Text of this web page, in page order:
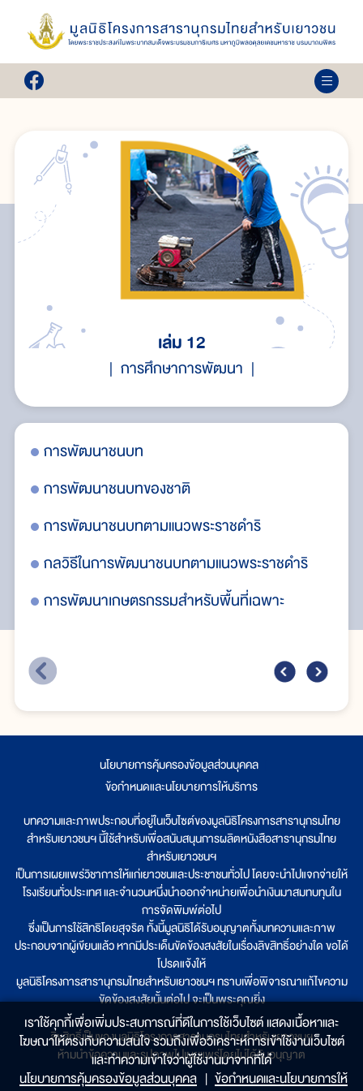
เล่ม 12
การศึกษาการพัฒนา
การพัฒนาชนบท
การพัฒนาชนบทของชาติ
การพัฒนาชนบทตามแนวพระราชดำริ
กลวิธีในการพัฒนาชนบทตามแนวพระราชดำริ
การพัฒนาเกษตรกรรมสำหรับพื้นที่เฉพาะ
นโยบายการคุ้มครองข้อมูลส่วนบุคคล
ข้อกำหนดและนโยบายการให้บริการ
บทความและภาพประกอบที่อยู่ในเว็บไซต์ของมูลนิธิโครงการสารานุกรมไทย
สำหรับเยาวชนฯ นี้ใช้สำหรับเพื่อสนับสนุนการผลิตหนังสือสารานุกรมไทย
สำหรับเยาวชนฯ
เป็นการเผยแพร่วิชาการให้แก่เยาวชนและประชาชนทั่วไป โดยจะนำไปแจกจ่ายให้
โรงเรียนทั่วประเทศ และจำนวนหนึ่งนำออกจำหน่ายเพื่อนำเงินมาสมทบทุนใน
การจัดพิมพ์ต่อไป
ซึ่งเป็นการใช้สิทธิโดยสุจริต ทั้งนี้มูลนิธิได้รับอนุญาตทั้งบทความและภาพ
ประกอบจากผู้เขียนแล้ว หากมีประเด็นขัดข้องสงสัยในเรื่องลิขสิทธิ์อย่างใด ขอได้
โปรดแจ้งให้
มูลนิธิโครงการสารานุกรมไทยสำหรับเยาวชนฯ ทราบเพื่อพิจารณาแก้ไขความ
ขัดข้องสงสัยนั้นต่อไป จะเป็นพระคุณยิ่ง
ลิขสิทธิ์เป็นของมูลนิธิโครงการสารานุกรมไทยสำหรับเยาวชนฯ
ห้ามนำข้อความและรูปภาพไปเผยแพร่โดยไม่ได้รับอนุญาต
เราใช้คุกกี้เพื่อเพิ่มประสบการณ์ที่ดีในการใช้เว็บไซต์ แสดงเนื้อหาและ
โฆษณาให้ตรงกับความสนใจ รวมถึงเพื่อวิเคราะห์การเข้าใช้งานเว็บไซต์
และทำความเข้าใจว่าผู้ใช้งานมาจากที่ใด๋
นโยบายการคุ้มครองข้อมูลส่วนบุคคล | ข้อกำหนดและนโยบายการให้